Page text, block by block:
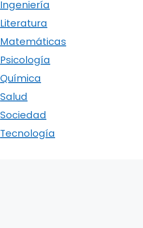
Ingeniería
Literatura
Matemáticas
Psicología
Química
Salud
Sociedad
Tecnología